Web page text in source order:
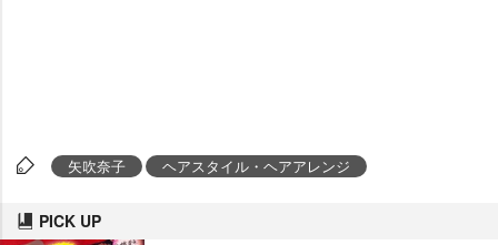
矢吹奈子 ヘアスタイル・ヘアアレンジ
PICK UP